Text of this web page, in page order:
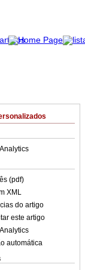
(pdf)
XML
do artigo
este artigo
automática